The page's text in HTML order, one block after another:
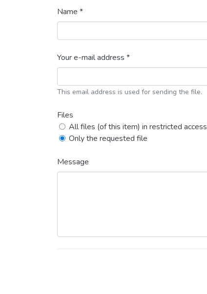
Name *
Your e-mail address *
This email address is used for sending the file.
Files
All files (of this item) in restricted access
Only the requested file
Message